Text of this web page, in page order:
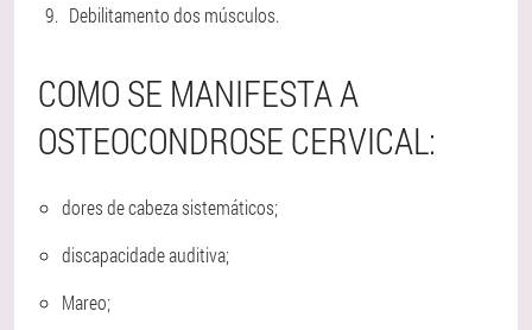
Debilitamento dos músculos.
COMO SE MANIFESTA A
OSTEOCONDROSE CERVICAL:
dores de cabeza sistemáticos;
discapacidade auditiva;
Mareo;